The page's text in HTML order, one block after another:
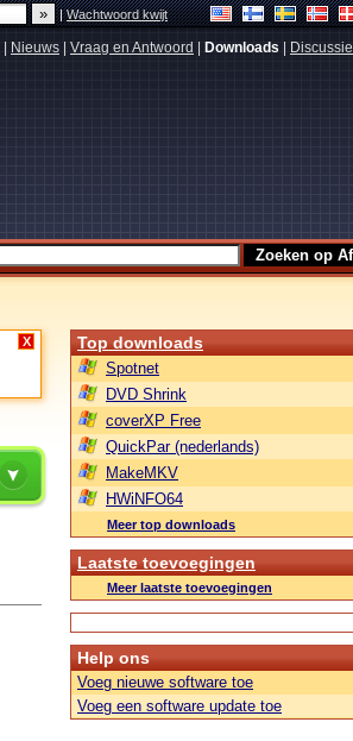
|Wachtwoord kwijt
Nieuws Vraag en Antwoord Downloads Discussie
X Top downloads
Spotnet
DVD Shrink
coverXP Free
QuickPar (nederlands)
MakeMKV
HWiNFO64
Meer top downloads
Laatste toevoegingen
Meer laatste toevoegingen
Help ons
Voeg nieuwe software toe
Voeg een software update toe